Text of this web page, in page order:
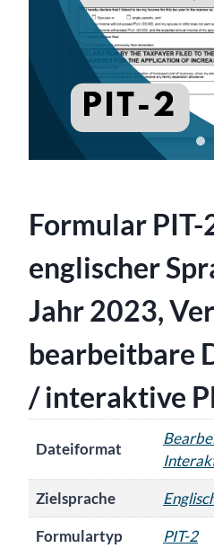
Formular PIT-
englischer
Jahr 2023,
bearbeitbare
/ interaktive
Dateiformat
Zielsprache
Formulartyp
PIT-2